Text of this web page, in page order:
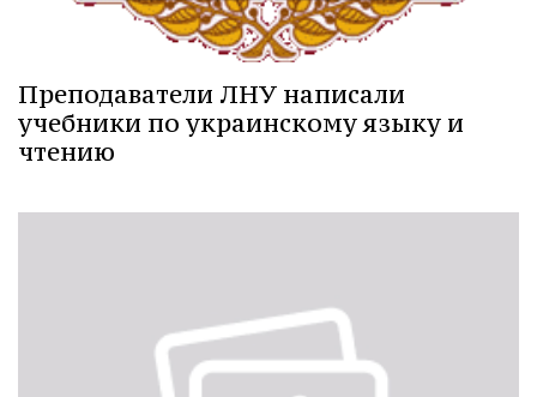
Преподаватели ЛНУ написали
учебники по украинскому языку и
чтению